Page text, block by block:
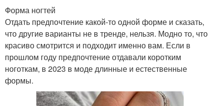
Форма ногтей
Отдать предпочтение какой-то одной форме и сказать,
что другие варианты не в тренде, нельзя. Модно то, что
красиво смотрится и подходит именно вам. Если в
прошлом году предпочтение отдавали коротким
ноготкам, в 2023 в моде длинные и естественные
формы.